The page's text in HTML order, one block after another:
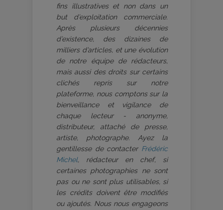
fins illustratives et non dans un
but d’exploitation commerciale.
Après plusieurs décennies
d’existence, des dizaines de
milliers d’articles, et une évolution
de notre équipe de rédacteurs,
mais aussi des droits sur certains
clichés repris sur notre
plateforme, nous comptons sur la
bienveillance et vigilance de
chaque lecteur - anonyme,
distributeur, attaché de presse,
artiste, photographe. Ayez la
gentillesse de contacter Frédéric
Michel, rédacteur en chef, si
certaines photographies ne sont
pas ou ne sont plus utilisables, si
les crédits doivent être modifiés
ou ajoutés. Nous nous engageons